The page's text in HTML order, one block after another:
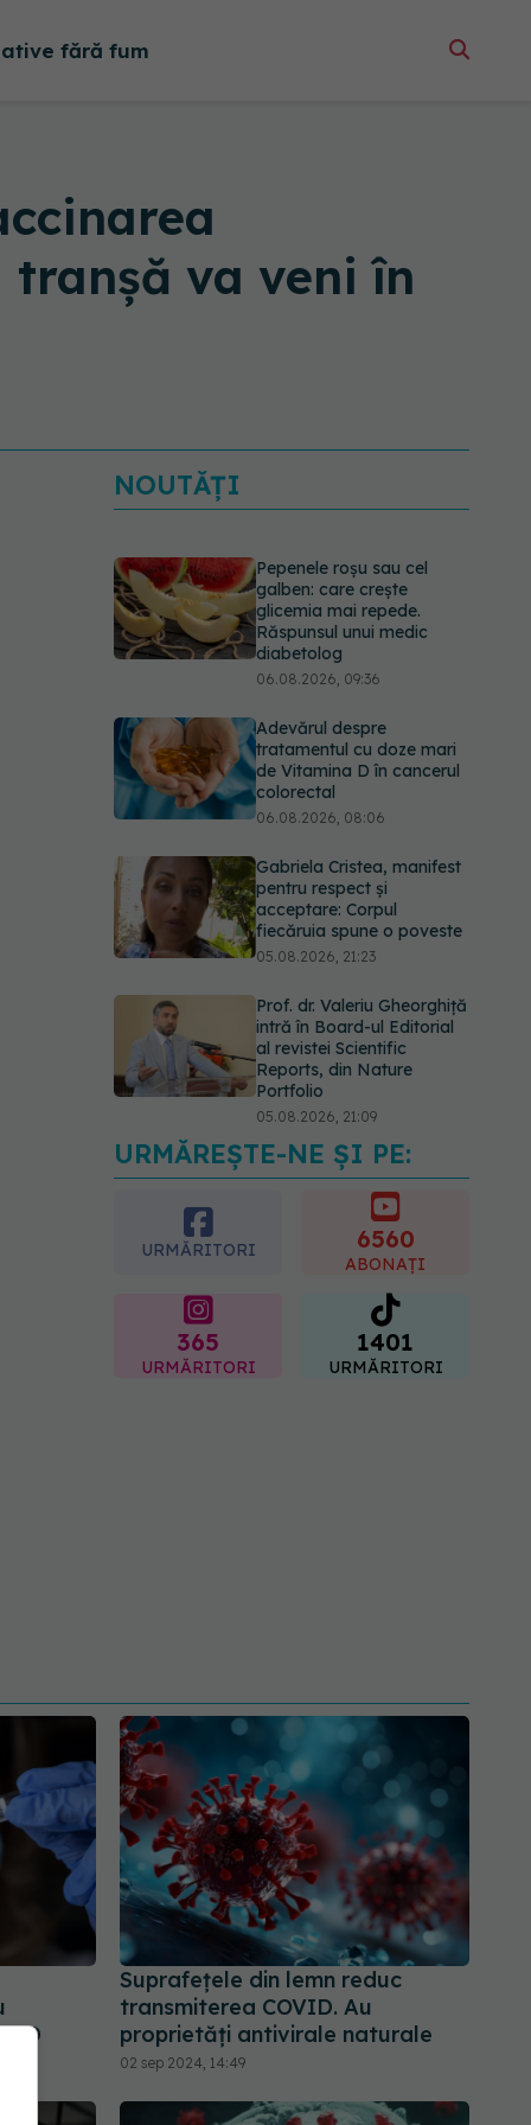
fără fum
va veni în
NOUTĂȚI
Pepenele roșu sau cel
galben: care crește
glicemia mai repede.
Răspunsul unui medic
diabetolog
06.08.2026, 09:36
Adevărul despre
tratamentul cu doze mari
de Vitamina D în cancerul
colorectal
06.08.2026, 08:06
Gabriela Cristea, manifest
pentru respect și
acceptare: Corpul
fiecăruia spune o poveste
05.08.2026, 21:23
Prof. dr. Valeriu Gheorghiță
intră în Board-ul Editorial
al revistei Scientific
Reports, din Nature
Portfolio
05.08.2026, 21:09
EXCLUSIV Tratamentul
modern al cancerelor
ginecologice. Dr. Sorin
Bogdan (SANADOR), la
DC Medical și DC News
URMĂREȘTE-NE ȘI PE:
URMĂRITORI 6560
ABONAȚI
365
URMĂRITORI
1401
URMĂRITORI
Suprafețele din lemn reduc
transmiterea COVID. Au
proprietăți antivirale naturale
02 sep 2024, 14:49